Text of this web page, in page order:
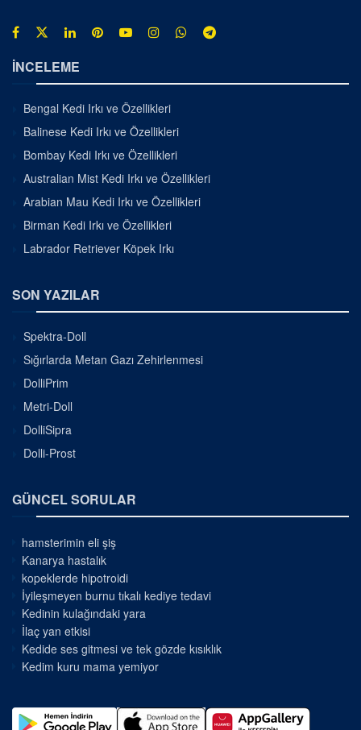
İNCELEME
Bengal Kedi Irkı ve Özellikleri
Balinese Kedi Irkı ve Özellikleri
Bombay Kedi Irkı ve Özellikleri
Australian Mist Kedi Irkı ve Özellikleri
Arabian Mau Kedi Irkı ve Özellikleri
Birman Kedi Irkı ve Özellikleri
Labrador Retriever Köpek Irkı
SON YAZILAR
Spektra-Doll
Sığırlarda Metan Gazı Zehirlenmesi
DolliPrim
Metri-Doll
DolliSipra
Dolli-Prost
GÜNCEL SORULAR
hamsterimin eli şiş
Kanarya hastalık
kopeklerde hipotroidi
İyileşmeyen burnu tıkalı kediye tedavi
Kedinin kulağındaki yara
İlaç yan etkisi
Kedide ses gitmesi ve tek gözde kısıklık
Kedim kuru mama yemiyor